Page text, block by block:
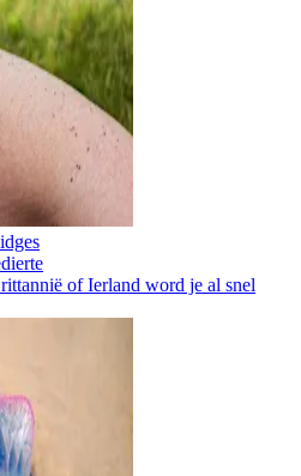
of Ierland word je al snel